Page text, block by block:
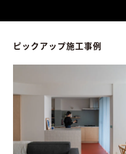
ピックアップ施工事例